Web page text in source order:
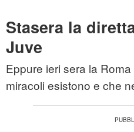
Stasera la
Juve
Eppure ieri sera la
miracoli esistono e che